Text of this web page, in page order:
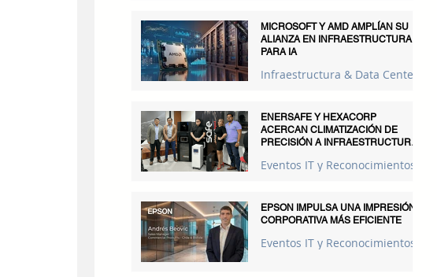
MICROSOFT Y AMD AMPLÍAN SU
ALIANZA EN INFRAESTRUCTURA
PARA IA
Infraestructura & Data Centers
ENERSAFE Y HEXACORP
ACERCAN CLIMATIZACIÓN DE
PRECISIÓN A INFRAESTRUCTURAS
Eventos IT y Reconocimientos
EPSON IMPULSA UNA IMPRESIÓN
CORPORATIVA MÁS EFICIENTE
Eventos IT y Reconocimientos